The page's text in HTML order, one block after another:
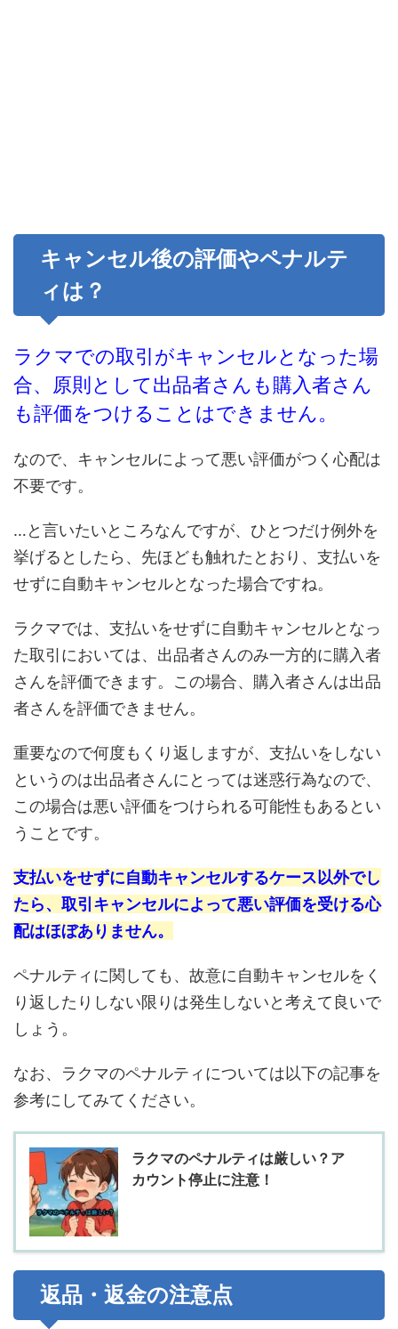
キャンセル後の評価やペナルテ
ィは？
ラクマでの取引がキャンセルとなった場
合、原則として出品者さんも購入者さん
も評価をつけることはできません。
なので、キャンセルによって悪い評価がつく心配は
不要です。
…と言いたいところなんですが、ひとつだけ例外を
挙げるとしたら、先ほども触れたとおり、支払いを
せずに自動キャンセルとなった場合ですね。
ラクマでは、支払いをせずに自動キャンセルとなっ
た取引においては、出品者さんのみ一方的に購入者
さんを評価できます。この場合、購入者さんは出品
者さんを評価できません。
重要なので何度もくり返しますが、支払いをしない
というのは出品者さんにとっては迷惑行為なので、
この場合は悪い評価をつけられる可能性もあるとい
うことです。
支払いをせずに自動キャンセルするケース以外でし
たら、取引キャンセルによって悪い評価を受ける心
配はほぼありません。
ペナルティに関しても、故意に自動キャンセルをく
り返したりしない限りは発生しないと考えて良いで
しょう。
なお、ラクマのペナルティについては以下の記事を
参考にしてみてください。
ラクマのペナルティは厳しい？ア
カウント停止に注意！
返品・返金の注意点